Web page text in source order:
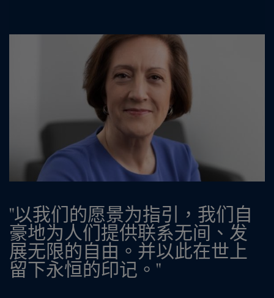
以我们的愿景为指引，我们自
豪地为人们提供联系无间、发
展无限的自由。并以此在世上
留下永恒的印记。